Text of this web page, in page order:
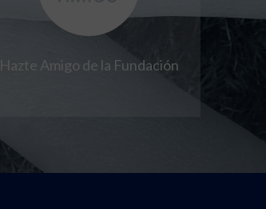
Hazte Amigo de la Fundación